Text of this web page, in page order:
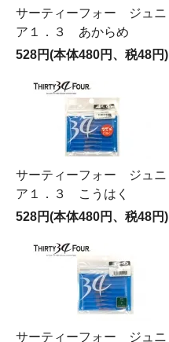
サーティーフォー ジュニ
ア１．３ あからめ
528円(本体480円、税48円)
サーティーフォー ジュニ
ア１．３ こうはく
528円(本体480円、税48円)
サーティーフォー ジュニ